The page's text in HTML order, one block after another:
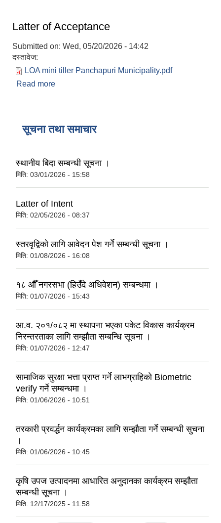
Latter of Acceptance
Submitted on: Wed, 05/20/2026 - 14:42
दस्तावेज:
LOA mini tiller Panchapuri Municipality.pdf
Read more
सूचना तथा समाचार
स्थानीय बिदा सम्बन्धी सूचना ।
मिति: 03/01/2026 - 15:58
Latter of Intent
मिति: 02/05/2026 - 08:37
स्तरवृद्विको लागि आवेदन पेश गर्ने सम्बन्धी सूचना ।
मिति: 01/08/2026 - 16:08
१८ औँ नगरसभा (हिउँदे अधिवेशन) सम्बन्धमा ।
मिति: 01/07/2026 - 15:43
आ.व. २०१/०८२ मा स्थापना भएका पकेट विकास कार्यक्रम
निरन्तरताका लागि सम्झाैता सम्बन्धि सूचना ।
मिति: 01/07/2026 - 12:47
सामाजिक सुरक्षा भत्ता प्राप्त गर्ने लाभग्राहिको Biometric
verify गर्ने सम्बन्धमा ।
मिति: 01/06/2026 - 10:51
तरकारी प्रवर्द्धन कार्यक्रमका लागि सम्झाैता गर्ने सम्बन्धी सुचना
।
मिति: 01/06/2026 - 10:45
कृषि उपज उत्पादनमा आधारित अनुदानका कार्यक्रम सम्झौता
सम्बन्धी सूचना ।
मिति: 12/17/2025 - 11:58